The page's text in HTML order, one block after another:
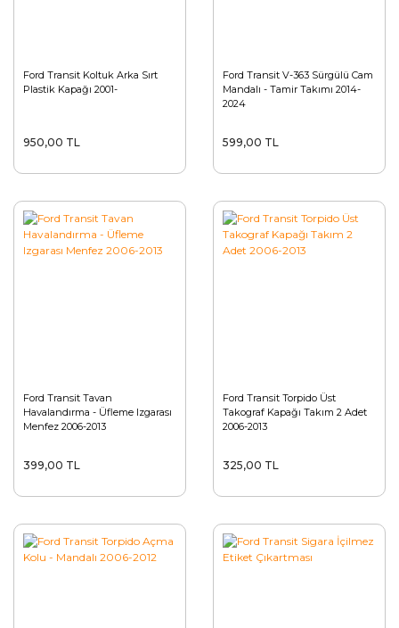
Ford Transit Koltuk Arka Sırt
Plastik Kapağı 2001-
950,00 TL
Ford Transit V-363 Sürgülü Cam
Mandalı - Tamir Takımı 2014-
2024
599,00 TL
Ford Transit Tavan
Havalandırma - Üfleme Izgarası
Menfez 2006-2013
399,00 TL
Ford Transit Torpido Üst
Takograf Kapağı Takım 2 Adet
2006-2013
325,00 TL